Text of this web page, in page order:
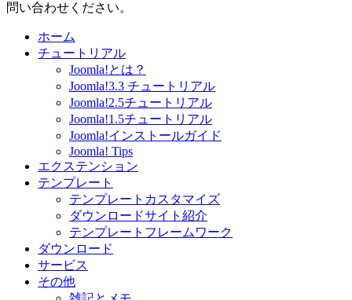
問い合わせください。
ホーム
チュートリアル
Joomla!とは？
Joomla!3.3 チュートリアル
Joomla!2.5チュートリアル
Joomla!1.5チュートリアル
Joomla!インストールガイド
Joomla! Tips
エクステンション
テンプレート
テンプレートカスタマイズ
ダウンロードサイト紹介
テンプレートフレームワーク
ダウンロード
サービス
その他